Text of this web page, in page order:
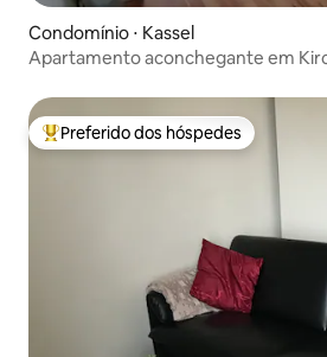
Condomínio ⋅ Kassel
Apartamento aconchegante em
Entre os melhores preferidos dos
Preferido dos hóspedes